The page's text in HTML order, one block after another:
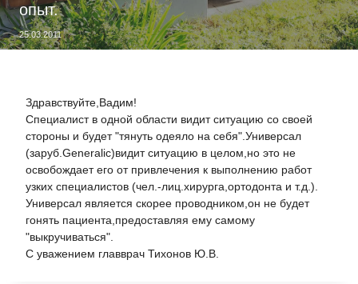
опыт.
25.03.2011
Здравствуйте,Вадим!
Специалист в одной области видит ситуацию со своей
стороны и будет "тянуть одеяло на себя".Универсал
(заруб.Generalic)видит ситуацию в целом,но это не
освобождает его от привлечения к выполнению работ
узких специалистов (чел.-лиц.хирурга,ортодонта и т.д.).
Универсал является скорее проводником,он не будет
гонять пациента,предоставляя ему самому
"выкручиваться".
С уважением главврач Тихонов Ю.В.